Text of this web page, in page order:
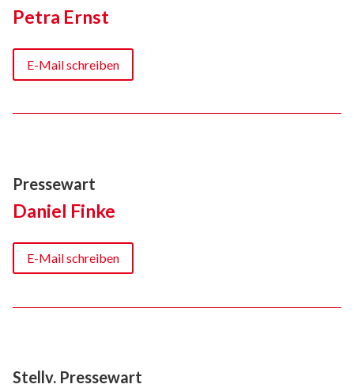
Petra Ernst
E-Mail schreiben
Pressewart
Daniel Finke
E-Mail schreiben
Stellv. Pressewart